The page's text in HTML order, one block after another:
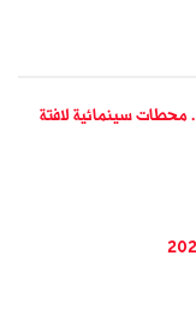
محطات سينمائية لافتة